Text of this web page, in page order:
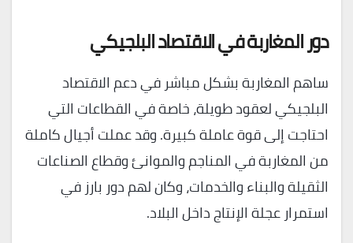
دور المغاربة في الاقتصاد البلجيكي
ساهم المغاربة بشكل مباشر في دعم الاقتصاد
البلجيكي لعقود طويلة، خاصة في القطاعات التي
احتاجت إلى قوة عاملة كبيرة. وقد عملت أجيال كاملة
من المغاربة في المناجم والموانئ وقطاع الصناعات
الثقيلة والبناء والخدمات، وكان لهم دور بارز في
استمرار عجلة الإنتاج داخل البلاد.